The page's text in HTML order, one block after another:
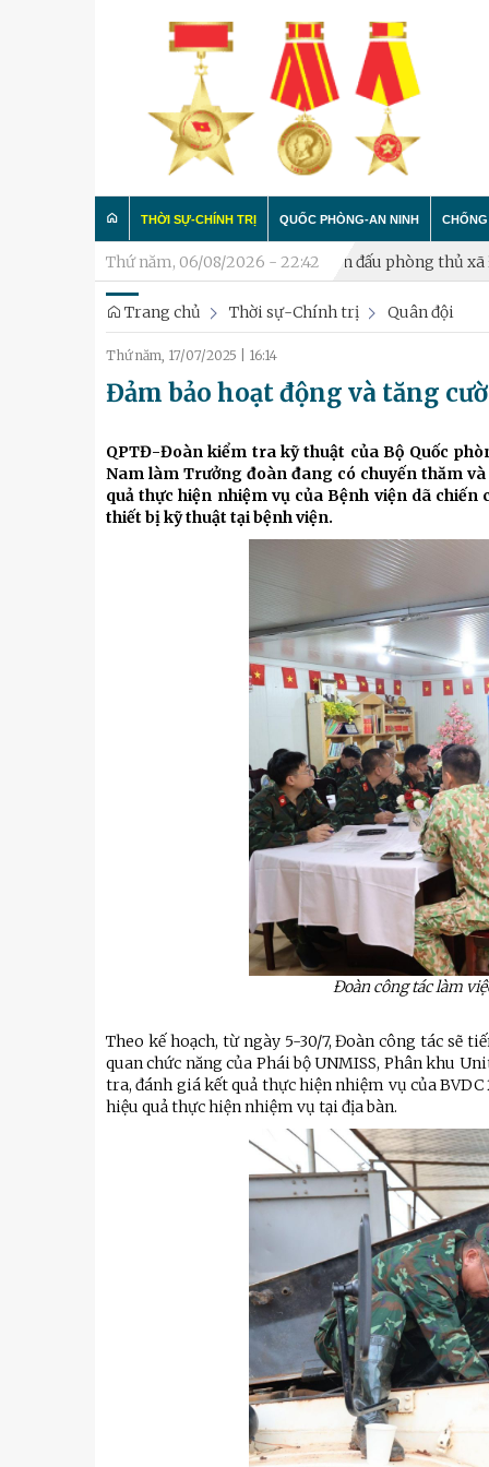
THỜI SỰ-CHÍNH TRỊ
Trong nước
Quân đội
Luận bàn
Thành phố Hà Nội
QUỐC PHÒNG-AN NINH
Công tác Đảng - Công tác
Xây dựng đơn vị
Hậu cần
Kỹ thuật
Hậu phương quân đội
Giáo dục Quốc phòng và
Làm
Thứ năm, 06/08/2026 - 22:42
Khai mạc diễn tập chiến đấu phòng thủ xã Đại
Trang chủ Thời sự-Chính trị Quân đội
Thứ năm, 17/07/2025 16:14
Đảm bảo hoạt động và tăng
QPTĐ-Đoàn kiểm tra kỹ thuật của Bộ Quốc
Nam làm Trưởng đoàn đang có chuyến thăm
quả thực hiện nhiệm vụ của Bệnh viện dã
thiết bị kỹ thuật tại bệnh viện.
Đoàn công tác làm
Theo kế hoạch, từ ngày 5-30/7, Đoàn công tác sẽ
quan chức năng của Phái bộ UNMISS, Phân khu
tra, đánh giá kết quả thực hiện nhiệm vụ của
hiệu quả thực hiện nhiệm vụ tại địa bàn.
Tiểu đoàn Thiết giáp SSCĐ cao
trong dịp Tết Nguyên đán
chính
thăm,